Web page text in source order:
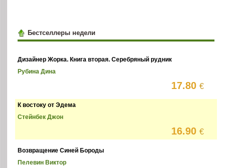
Бестселлеры недели
Дизайнер Жорка. Книга вторая. Серебряный рудник
Рубина Дина
17.80€
К востоку от Эдема
Стейнбек Джон
16.90€
Возвращение Синей Бороды
Пелевин Виктор